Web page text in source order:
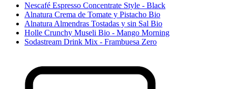
Nescafé Espresso Concentrate Style - Black
Alnatura Crema de Tomate y Pistacho Bio
Alnatura Almendras Tostadas y sin Sal Bio
Holle Crunchy Museli Bio - Mango Morning
Sodastream Drink Mix - Frambuesa Zero